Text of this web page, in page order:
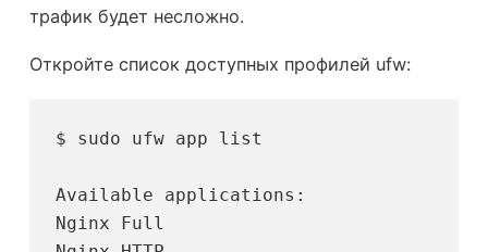
трафик будет несложно.
Откройте список доступных профилей ufw:
$ sudo ufw app list
Available applications:
Nginx Full